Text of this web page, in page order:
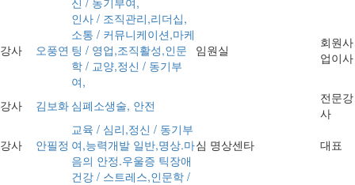
강사 오풍연
인사 / 조직관리,리더십,
소통 / 커뮤니케이션,마케
팅 / 영업,조직활성,인문
학 / 교양,정신 / 동기부
여,
임원실
회원사
업이사
강사 김보화 심폐소생술, 안전
전문강
사
강사
안필정
교육 / 심리,정신 / 동기부
여,능력개발 일반,명상.마
음의 안정.우울증 틱장애
심 명상센타 대표
건강 / 스트레스,인문학 /